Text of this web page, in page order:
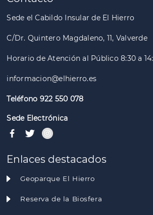
Sede el Cabildo Insular de El Hierro
C/Dr. Quintero Magdaleno, 11, Valverde
Horario de Atención al Público 8:30 a
informacion@elhierro.es
Teléfono 922 550 078
Sede Electrónica
Enlaces destacados
Geoparque El Hierro
Reserva de la Biosfera